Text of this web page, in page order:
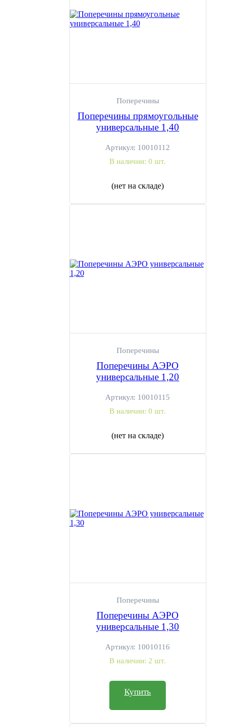
Поперечины
Поперечины прямоугольные
универсальные 1,40
Артикул: 10010112
В наличии: 0 шт.
(нет на складе)
Поперечины
Поперечины АЭРО
универсальные 1,20
Артикул: 10010115
В наличии: 0 шт.
(нет на складе)
Поперечины
Поперечины АЭРО
универсальные 1,30
Артикул: 10010116
В наличии: 2 шт.
Купить